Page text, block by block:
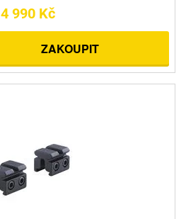
4 990 Kč
ZAKOUPIT